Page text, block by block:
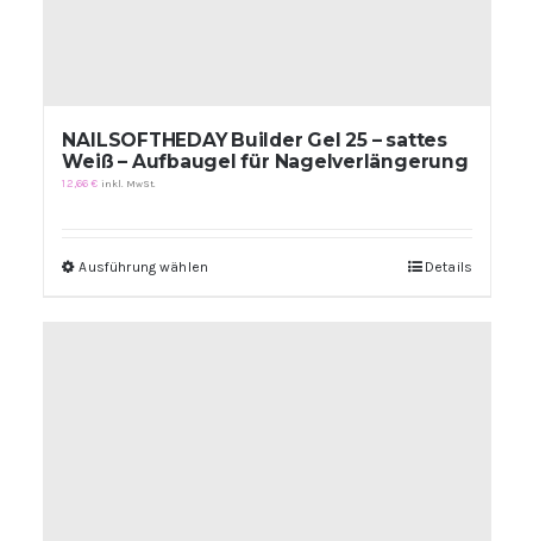
NAILSOFTHEDAY Builder Gel 25 – sattes
Weiß – Aufbaugel für Nagelverlängerung
12,66€ inkl. MwSt.
Ausführung wählen Details